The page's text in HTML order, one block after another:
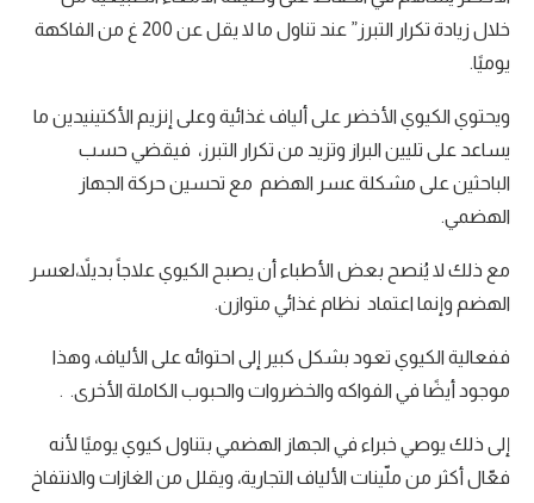
خلال زيادة تكرار التبرز” عند تناول ما لا يقل عن 200 غ من الفاكهة
يوميًا.
ويحتوي الكيوي الأخضر على ألياف غذائية وعلى إنزيم الأكتينيدين ما
يساعد على تليين البراز وتزيد من تكرار التبرز، فيقضي حسب
الباحثين على مشكلة عسر الهضم مع تحسين حركة الجهاز
الهضمي.
مع ذلك لا يُنصح بعض الأطباء أن يصبح الكيوي علاجاً بديلاً،لعسر
الهضم وإنما اعتماد نظام غذائي متوازن.
ففعالية الكيوي تعود بشكل كبير إلى احتوائه على الألياف، وهذا
موجود أيضًا في الفواكه والخضروات والحبوب الكاملة الأخرى. .
إلى ذلك يوصي خبراء في الجهاز الهضمي بتناول كيوي يوميًا لأنه
فعّال أكثر من ملّينات الألياف التجارية، ويقلل من الغازات والانتفاخ